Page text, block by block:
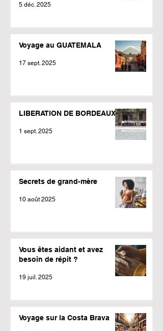
5 déc. 2025
Voyage au GUATEMALA
17 sept. 2025
LIBERATION DE BORDEAUX
1 sept. 2025
Secrets de grand-mère
10 août 2025
Vous êtes aidant et avez
besoin de répit ?
19 juil. 2025
Voyage sur la Costa Brava